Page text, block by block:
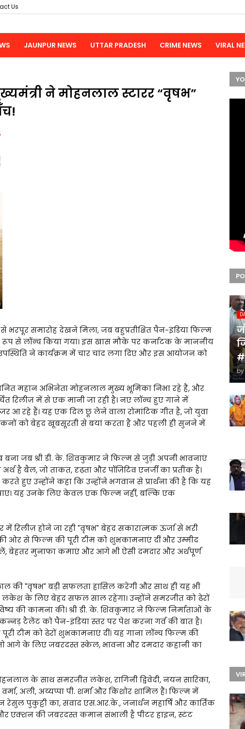
Us
JAUNPUR NEWS UTTAR PRADESH CRIME NEWS VIRAL
ने मोहनलाल स्टारर “वृषभ”
समारोह देखने मिला, जब बहुप्रतीक्षित पैन-इंडिया फिल्म
से लॉन्च किया गया। इस खास मौके पर कर्नाटक के माननीय
ने कार्यक्रम में चार चांद लगा दिए और इस आयोजन को
महान अभिनेता मोहनलाल मुख्य भूमिका निभा रहे हैं, और
रिलीज़ में से एक मानी जा रही है। नए लॉन्च हुए गाने में
रहे हैं। यह एक दिल छू लेने वाला रोमांटिक गीत है, जो युवा
को बेहद खूबसूरती से बयां करता है और पहली ही सुनने में
जब श्री डी. के. शिवकुमार ने फिल्म से जुड़ी अपनी भावनाएं
है बैल, जो ताकत, दृढ़ता और पॉज़िटिव एनर्जी का प्रतीक है।
हुए उन्होंने कहा कि उन्होंने भगवान से प्रार्थना की है कि यह
यह उनके लिए केवल एक फिल्म नहीं, बल्कि एक
में रिलीज़ होने जा रही "वृषभ" बेहद सकारात्मक ऊर्जा से भरी
ओर से फिल्म की पूरी टीम को शुभकामनाएं दीं और उम्मीद
बेहतर मुनाफा कमाएं और आगे भी ऐसी दमदार और अर्थपूर्ण
की "वृषभ" बड़ी सफलता हासिल करेगी और साथ ही यह भी
लंकेश के लिए बेहद सफल साल रहेगा। उन्होंने समरजीत को ढेरों
की कामना की। श्री डी. के. शिवकुमार ने फिल्म निर्माताओं के
टैलेंट को पैन-इंडिया स्तर पर पेश करना गर्व की बात है।
टीम को ढेरों शुभकामनाएं दीं। यह गाना लॉन्च फिल्म की
आगे के लिए जबरदस्त स्केल, भावना और दमदार कहानी का
के साथ समरजीत लंकेश, रागिनी द्विवेदी, नयन सारिका,
अली, अय्यप्पा पी. शर्मा और किशोर शामिल हैं। फिल्म में
रेसुल पुकुट्टी का, संवाद एस.आर.के., जनार्धन महार्षि और कार्तिक
एक्शन की जबरदस्त कमान संभाली है पीटर हाइन, स्टंट
by